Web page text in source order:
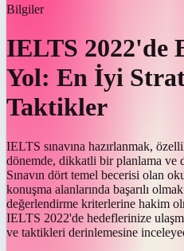
Bilgiler
IELTS 2022'de
Yol: En İyi
Taktikler
IELTS sınavına hazırlanmak,
dönemde, dikkatli bir planlama ve
Sınavın dört temel becerisi olan
konuşma alanlarında başarılı
değerlendirme kriterlerine hakim
IELTS 2022'de hedeflerinize
ve taktikleri derinlemesine